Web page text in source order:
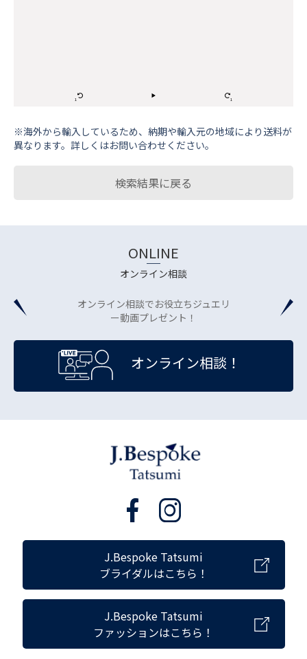
※海外から輸⼊しているため、納期や輸⼊元の地域により送料が
異なります。詳しくはお問い合わせください。
検索結果に戻る
ONLINE
オンライン相談
オンライン相談でお役立ちジュエリ
ー動画プレゼント！
オンライン相談！
J.Bespoke Tatsumi
ブライダルはこちら！
J.Bespoke Tatsumi
ファッションはこちら！